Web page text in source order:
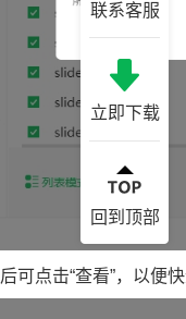
可点击“查看”，以便
联系客服
立即下载
回到顶部